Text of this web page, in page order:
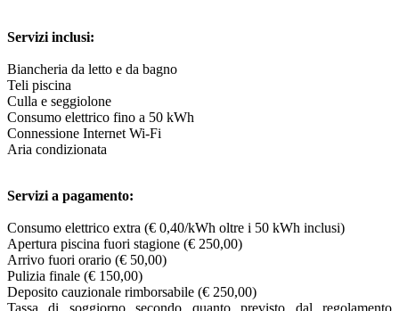
Servizi inclusi:
Biancheria da letto e da bagno
Teli piscina
Culla e seggiolone
Consumo elettrico fino a 50 kWh
Connessione Internet Wi-Fi
Aria condizionata
Servizi a pagamento:
Consumo elettrico extra (€ 0,40/kWh oltre i 50 kWh inclusi)
Apertura piscina fuori stagione (€ 250,00)
Arrivo fuori orario (€ 50,00)
Pulizia finale (€ 150,00)
Deposito cauzionale rimborsabile (€ 250,00)